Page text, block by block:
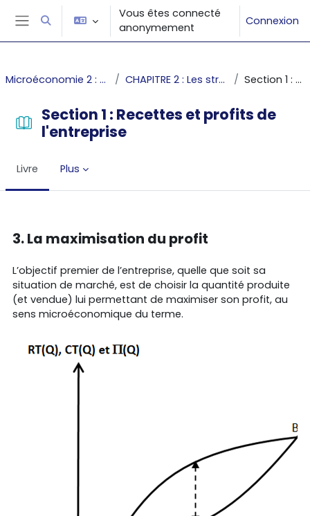
Passer au contenu principal
Panneau latéral
Activer/désactiver la saisie de recherche
Vous êtes connecté
anonymement
Connexion
Microéconomie 2 : L'équilibre sur les marchés parfaits et imparfaits CHAPITRE 2 : Les structures de marché - La concurrence pure et parfaite Section 1 : Recettes et profits de l'entreprise
Section 1 : Recettes et profits de
l'entreprise
Livre Plus
3. La maximisation du profit
L’objectif premier de l’entreprise, quelle que soit sa
situation de marché, est de choisir la quantité produite
(et vendue) lui permettant de maximiser son profit, au
sens microéconomique du terme.